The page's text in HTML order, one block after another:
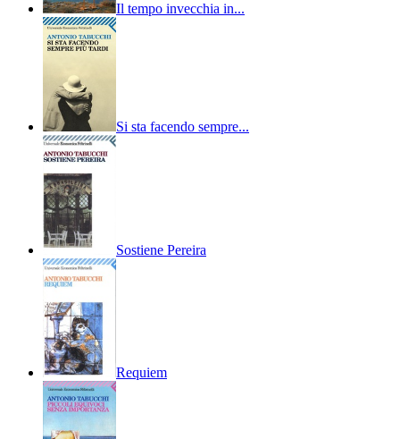
Il tempo invecchia in...
Si sta facendo sempre...
Sostiene Pereira
Requiem